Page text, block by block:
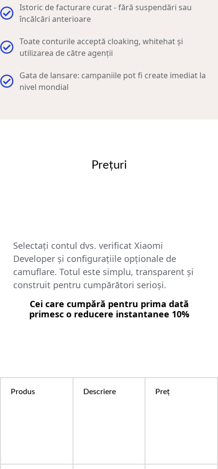
Istoric de facturare curat - fără suspendări sau
încălcări anterioare
Toate conturile acceptă cloaking, whitehat și
utilizarea de către agenții
Gata de lansare: campaniile pot fi create imediat la
nivel mondial
Prețuri
Selectați contul dvs. verificat Xiaomi
Developer și configurațiile opționale de
camuflare. Totul este simplu, transparent și
construit pentru cumpărători serioși.
Cei care cumpără pentru prima dată
primesc o reducere instantanee 10%
Produs Descriere Preț